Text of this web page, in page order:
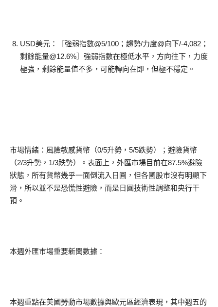
USD美元：［強弱指數@5/100；趨勢/力度@向下/-4,082；
剩餘能量@12.6%］強弱指數在極低水平，方向往下，力度
極強，剩餘能量值不多，可能轉向在即，但極不穩定。
市場情緒：風險敏感貨幣（0/5升勢，5/5跌勢）；避險貨幣
（2/3升勢，1/3跌勢）。表面上，外匯市場目前在87.5%避險
狀態，所有貨幣幾乎一面倒流入日圓，但各國股市沒有明顯下
滑，所以並不是恐慌性避險，而是日圓技術性調整和央行干
預。
本週外匯市場重要新聞數據：
本週重點在美國勞動市場數據與歐元區經濟表現，其中週五的